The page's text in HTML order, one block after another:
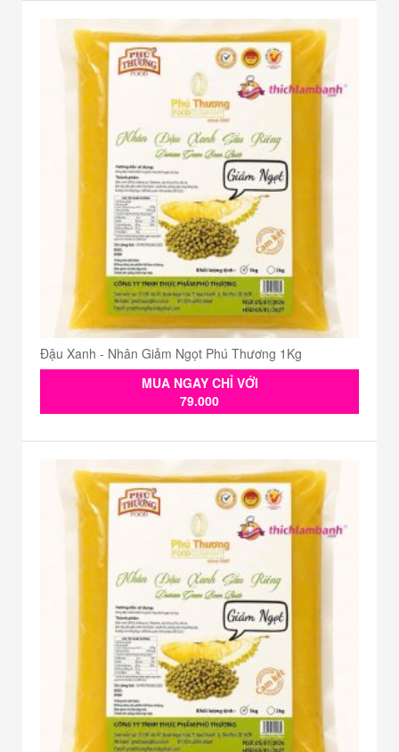
Đậu Xanh - Nhân Giảm Ngọt Phú Thương 1Kg
MUA NGAY CHỈ VỚI
79.000